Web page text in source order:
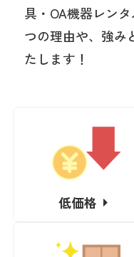
具・OA機器レン
つの理由や、強み
たします！
低価格